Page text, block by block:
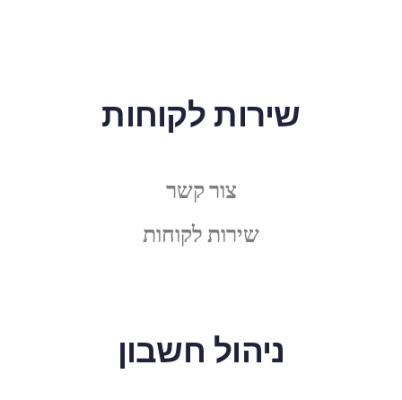
שירות לקוחות
צור קשר
שירות לקוחות
ניהול חשבון